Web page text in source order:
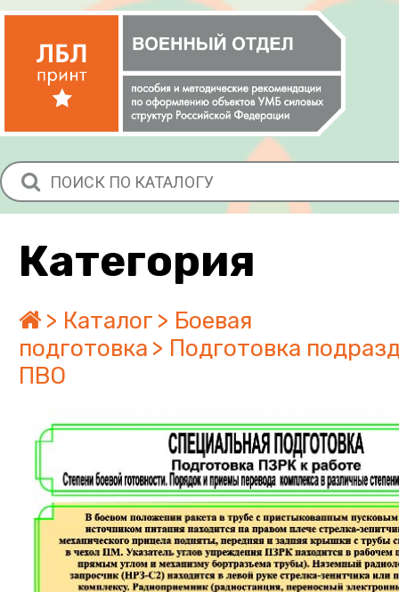
Категория
Каталог
Боевая
подготовка
Подготовка
ПВО